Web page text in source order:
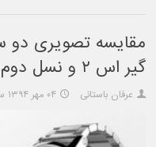
مقایسه تصویری
گیر اس ۲ و نسل دوم موتورولا موتو ۳۶۰
عرفان باستانی ۰۴ مهر ۱۳۹۴ ساعت ۱۶:۰۳